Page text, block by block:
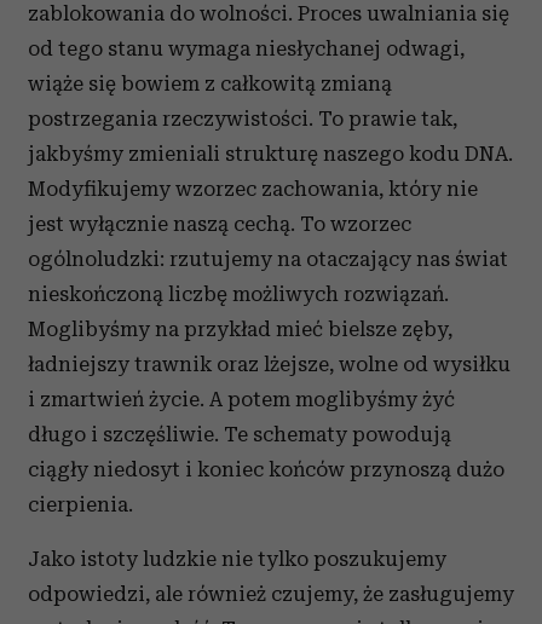
zablokowania do wolności. Proces uwalniania się
od tego stanu wymaga niesłychanej odwagi,
wiąże się bowiem z całkowitą zmianą
postrzegania rzeczywistości. To prawie tak,
jakbyśmy zmieniali strukturę naszego kodu DNA.
Modyfikujemy wzorzec zachowania, który nie
jest wyłącznie naszą cechą. To wzorzec
ogólnoludzki: rzutujemy na otaczający nas świat
nieskończoną liczbę możliwych rozwiązań.
Moglibyśmy na przykład mieć bielsze zęby,
ładniejszy trawnik oraz lżejsze, wolne od wysiłku
i zmartwień życie. A potem moglibyśmy żyć
długo i szczęśliwie. Te schematy powodują
ciągły niedosyt i koniec końców przynoszą dużo
cierpienia.
Jako istoty ludzkie nie tylko poszukujemy
odpowiedzi, ale również czujemy, że zasługujemy